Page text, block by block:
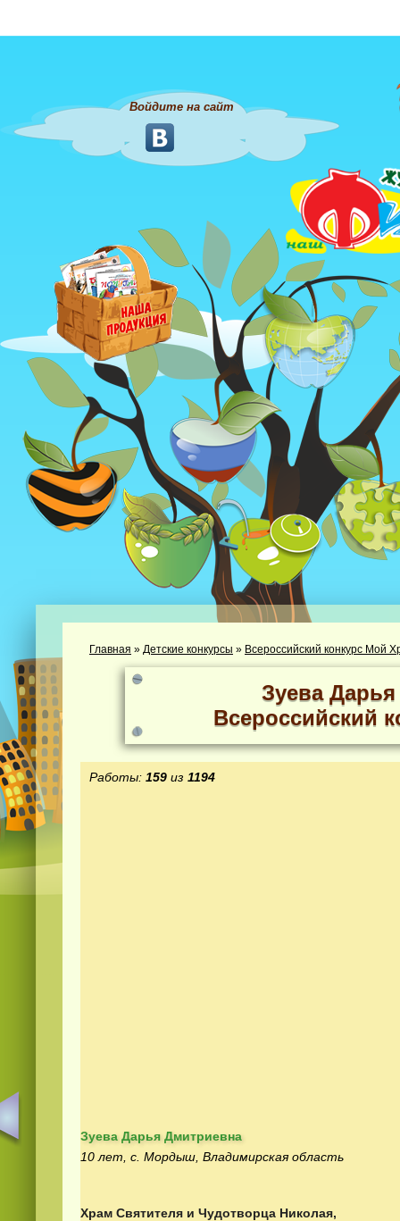
Войдите на сайт
Главная » Детские конкурсы » Всероссийский конкурс Мой
Зуева
Всероссийский
Работы: 159 из 1194
Зуева Дарья Дмитриевна
10 лет, с. Мордыш, Владимирская область
Храм Святителя и Чудотворца Николая,